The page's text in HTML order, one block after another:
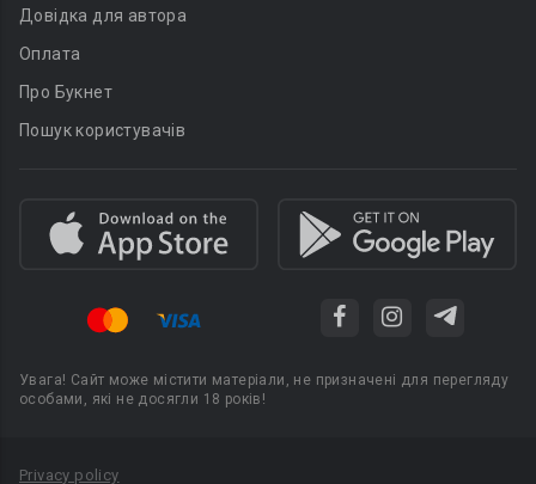
Довідка для автора
Оплата
Про Букнет
Пошук користувачів
Увага! Сайт може містити матеріали, не призначені для перегляду
особами, які не досягли 18 років!
Privacy policy